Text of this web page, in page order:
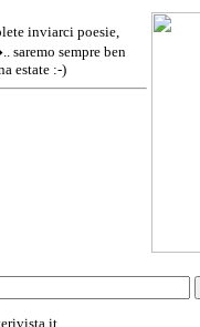
inviarci poesie,
sempre ben
estate :-)